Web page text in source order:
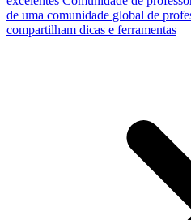
de uma comunidade global de
compartilham dicas e ferramentas